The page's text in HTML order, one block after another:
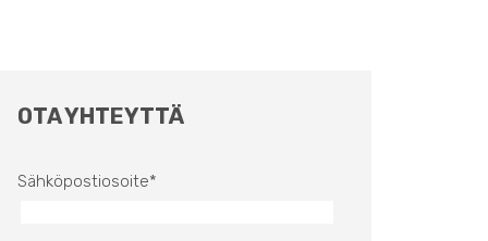
OTA YHTEYTTÄ
Sähköpostiosoite*